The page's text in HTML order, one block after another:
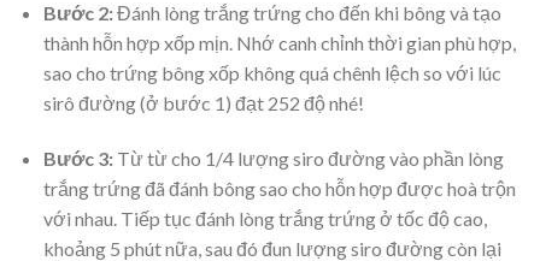
Bước 2:Đánh lòng trắng trứng cho đến khi bông và tạo
thành hỗn hợp xốp mịn. Nhớ canh chỉnh thời gian phù hợp,
sao cho trứng bông xốp không quá chênh lệch so với lúc
sirô đường (ở bước 1) đạt 252 độ nhé!
Bước 3:Từ từ cho 1/4 lượng siro đường vào phần lòng
trắng trứng đã đánh bông sao cho hỗn hợp được hoà trộn
với nhau. Tiếp tục đánh lòng trắng trứng ở tốc độ cao,
khoảng 5 phút nữa, sau đó đun lượng siro đường còn lại